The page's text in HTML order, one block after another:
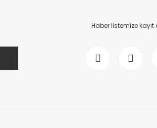
Haber listemize